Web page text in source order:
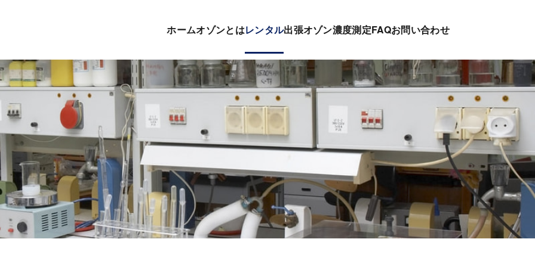
ホームオゾンとはレンタル出張オゾン濃度測定FAQお問い合わせ